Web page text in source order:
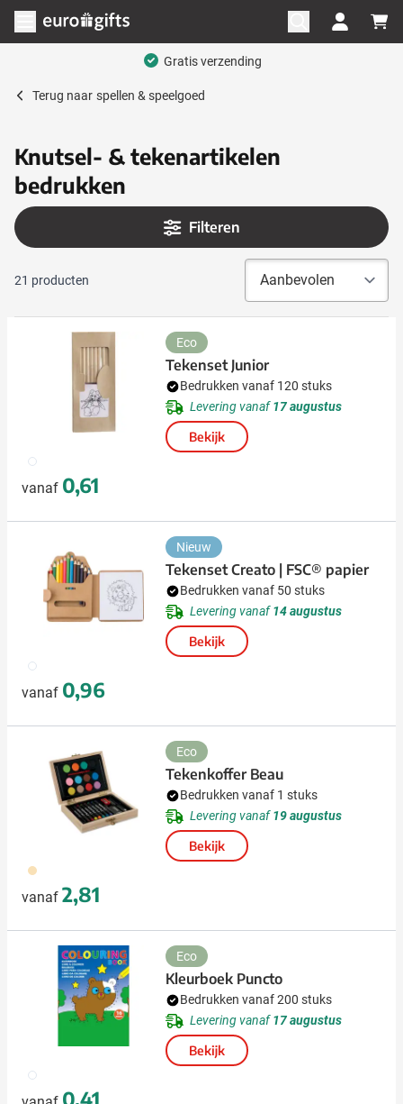
Ga naar de inhoud
Menu openen
Gratis verzending
Terug naar spellen & speelgoed
Knutsel- & tekenartikelen
bedrukken
Filteren
21 producten
009
vanaf 0,61
Eco
Tekenset Junior
Bedrukken vanaf 120 stuks
Levering vanaf17 augustus
Bekijk
009
vanaf 0,96
Nieuw
Tekenset Creato | FSC® papier
Bedrukken vanaf 50 stuks
Levering vanaf14 augustus
Bekijk
945
vanaf 2,81
Eco
Tekenkoffer Beau
Bedrukken vanaf 1 stuks
Levering vanaf19 augustus
Bekijk
009
0,41
Eco
Kleurboek Puncto
Bedrukken vanaf 200 stuks
Levering vanaf17 augustus
Bekijk